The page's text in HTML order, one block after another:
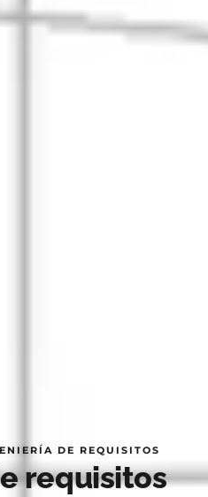
DE REQUISITOS
requisitos